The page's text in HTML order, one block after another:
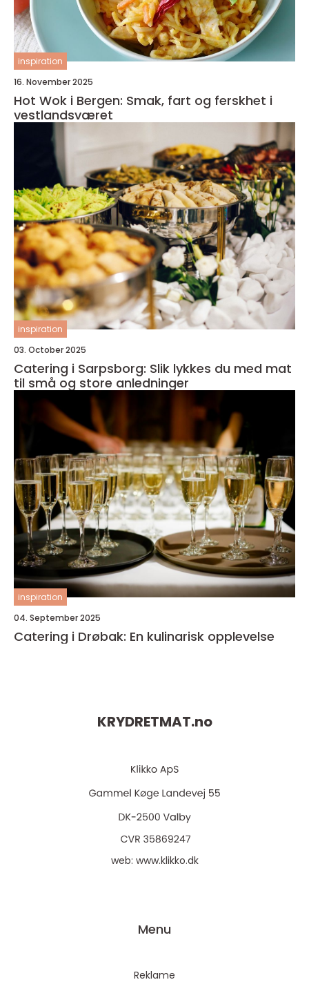
inspiration
16. November 2025
Hot Wok i Bergen: Smak, fart og ferskhet i
vestlandsværet
inspiration
03. October 2025
Catering i Sarpsborg: Slik lykkes du med mat
til små og store anledninger
inspiration
04. September 2025
Catering i Drøbak: En kulinarisk opplevelse
KRYDRETMAT.no
web: www.klikko.dk
Menu
Reklame